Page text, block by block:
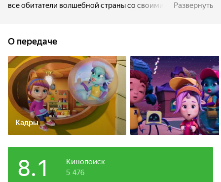
все обитатели волшебной страны со своими проблемами
Есения очень рассеянная, а Шмяк — медвежонок
с чудинкой.
Развернуть
О передаче
Кадры
Кинопоиск
8.1 5 476